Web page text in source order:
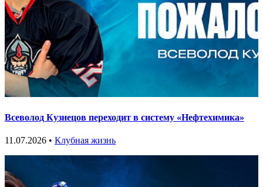
Всеволод Кузнецов переходит в систему «Нефтехимика»
11.07.2026 • Клубная жизнь